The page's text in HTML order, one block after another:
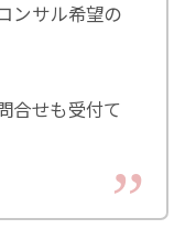
ンサル希望の
合せも受付て